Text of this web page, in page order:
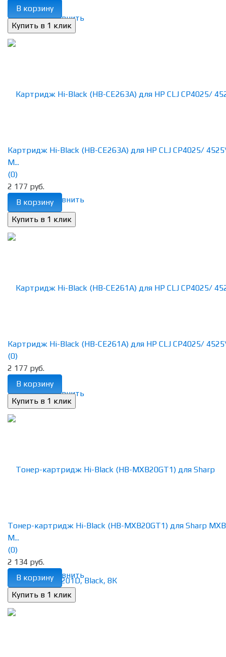
избранное сравнить
В корзину
избранное сравнить
Картридж Hi-Black (HB-CE263A) для HP CLJ CP4025/
M...
(0)
2 177 руб.
В корзину
избранное сравнить
Картридж Hi-Black (HB-CE261A) для HP CLJ CP4025/
(0)
2 177 руб.
В корзину
избранное сравнить
Тонер-картридж Hi-Black (HB-MXB20GT1) для Sharp
M...
(0)
2 134 руб.
В корзину